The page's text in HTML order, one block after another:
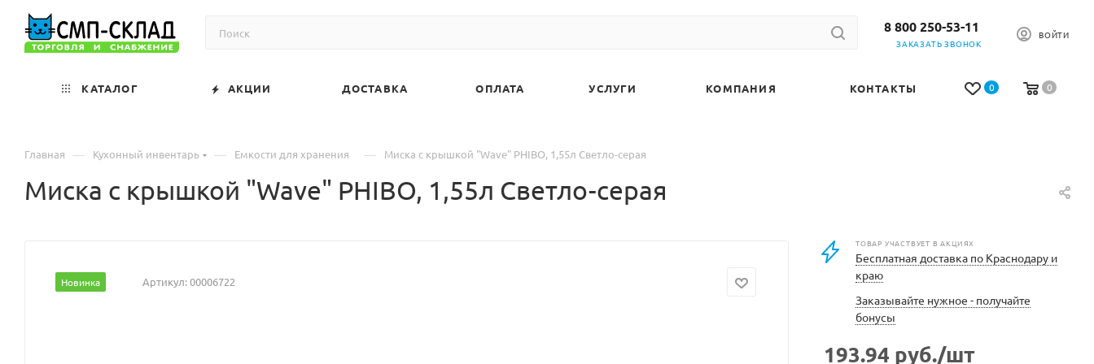
8 800 250-53-11
ЗАКАЗАТЬ ЗВОНОК
ВОЙТИ
0 0
КАТАЛОГ АКЦИИ ДОСТАВКА ОПЛАТА УСЛУГИ КОМПАНИЯ КОНТАКТЫ
Главная — Кухонный инвентарь — Емкости для хранения — Миска с крышкой "Wave" PHIBO, 1,55л Светло-серая
Миска с крышкой "Wave" PHIBO, 1,55л Светло-серая
Новинка Артикул:00006722
ТОВАР УЧАСТВУЕТ В АКЦИЯХ
Бесплатная доставка по Краснодару и
краю
Заказывайте нужное - получайте
бонусы
193.94 руб./шт